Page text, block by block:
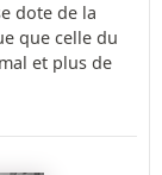
dote de la
que celle du
et plus de